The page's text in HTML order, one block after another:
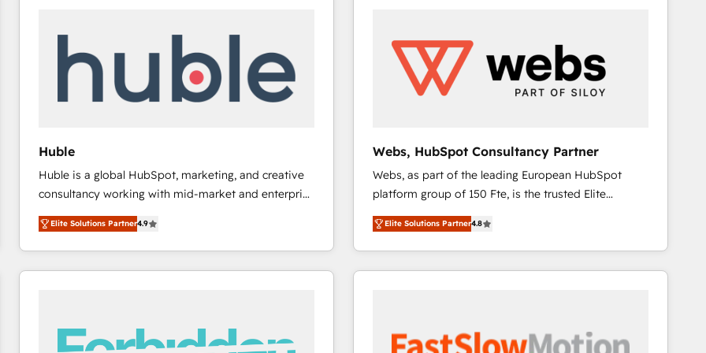
we turn complexity into clarity, human at global
scale. 🏆 HubSpot’s CEO called us “the partner of the
future.” Others agree it is proof of trust built through
Huble
Huble is a global HubSpot, marketing, and creative
consultancy working with mid-market and enterprise
businesses. We go beyond implementation, shaping
the strategy, processes, and teams that turn
HubSpot into a genuine growth engine. Named
HubSpot's Global Partner of the Year in 2024,
Huble has built a track record that speaks for itself.
One company, one operating model, delivering
Elite Solutions Partner4.9
Webs, HubSpot Consultancy Partner
Webs, as part of the leading European HubSpot
platform group of 150 Fte, is the trusted Elite
HubSpot CRM Partner offering you a roadmap on
maximizing EBITDA and achieving Commercial
Excellence. With our targeted processes, we
strengthen your digital transformation and minimize
dedicated to HubSpot and with an experienced
Elite Solutions Partner4.8